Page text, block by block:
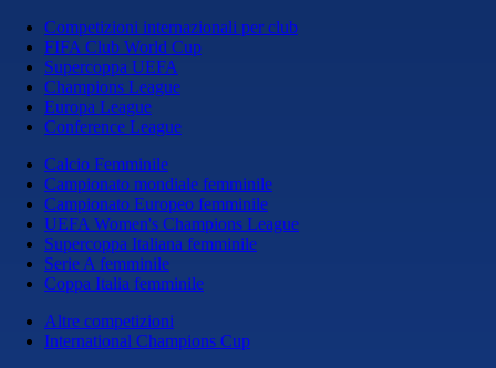
Competizioni internazionali per club
FIFA Club World Cup
Supercoppa UEFA
Champions League
Europa League
Conference League
Calcio Femminile
Campionato mondiale femminile
Campionato Europeo femminile
UEFA Women's Champions League
Supercoppa Italiana femminile
Serie A femminile
Coppa Italia femminile
Altre competizioni
International Champions Cup